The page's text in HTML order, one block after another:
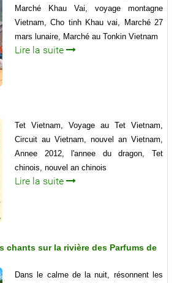
Marché Khau Vai, voyage montagne
Vietnam, Cho tinh Khau vai, Marché 27
mars lunaire, Marché au Tonkin Vietnam
Lire la suite
Tet Vietnam, Voyage au Tet Vietnam,
Circuit au Vietnam, nouvel an Vietnam,
Annee 2012, l'annee du dragon, Tet
chinois, nouvel an chinois
Lire la suite
chants sur la rivière des Parfums de
Dans le calme de la nuit, résonnent les